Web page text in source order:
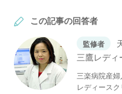
この記事の回答者
監修者
三鷹レデ
三楽病院産
レディースク